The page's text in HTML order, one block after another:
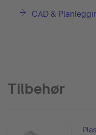
CAD &
Tilbehør